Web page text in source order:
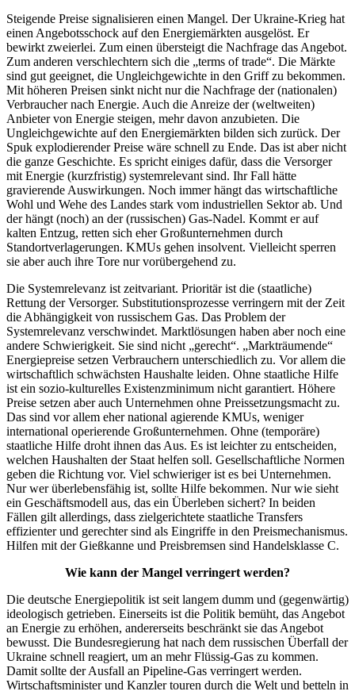
Steigende Preise signalisieren einen Mangel. Der Ukraine-Krieg hat
einen Angebotsschock auf den Energiemärkten ausgelöst. Er
bewirkt zweierlei. Zum einen übersteigt die Nachfrage das Angebot.
Zum anderen verschlechtern sich die „terms of trade“. Die Märkte
sind gut geeignet, die Ungleichgewichte in den Griff zu bekommen.
Mit höheren Preisen sinkt nicht nur die Nachfrage der (nationalen)
Verbraucher nach Energie. Auch die Anreize der (weltweiten)
Anbieter von Energie steigen, mehr davon anzubieten. Die
Ungleichgewichte auf den Energiemärkten bilden sich zurück. Der
Spuk explodierender Preise wäre schnell zu Ende. Das ist aber nicht
die ganze Geschichte. Es spricht einiges dafür, dass die Versorger
mit Energie (kurzfristig) systemrelevant sind. Ihr Fall hätte
gravierende Auswirkungen. Noch immer hängt das wirtschaftliche
Wohl und Wehe des Landes stark vom industriellen Sektor ab. Und
der hängt (noch) an der (russischen) Gas-Nadel. Kommt er auf
kalten Entzug, retten sich eher Großunternehmen durch
Standortverlagerungen. KMUs gehen insolvent. Vielleicht sperren
sie aber auch ihre Tore nur vorübergehend zu.
Die Systemrelevanz ist zeitvariant. Prioritär ist die (staatliche)
Rettung der Versorger. Substitutionsprozesse verringern mit der Zeit
die Abhängigkeit von russischem Gas. Das Problem der
Systemrelevanz verschwindet. Marktlösungen haben aber noch eine
andere Schwierigkeit. Sie sind nicht „gerecht“. „Markträumende“
Energiepreise setzen Verbrauchern unterschiedlich zu. Vor allem die
wirtschaftlich schwächsten Haushalte leiden. Ohne staatliche Hilfe
ist ein sozio-kulturelles Existenzminimum nicht garantiert. Höhere
Preise setzen aber auch Unternehmen ohne Preissetzungsmacht zu.
Das sind vor allem eher national agierende KMUs, weniger
international operierende Großunternehmen. Ohne (temporäre)
staatliche Hilfe droht ihnen das Aus. Es ist leichter zu entscheiden,
welchen Haushalten der Staat helfen soll. Gesellschaftliche Normen
geben die Richtung vor. Viel schwieriger ist es bei Unternehmen.
Nur wer überlebensfähig ist, sollte Hilfe bekommen. Nur wie sieht
ein Geschäftsmodell aus, das ein Überleben sichert? In beiden
Fällen gilt allerdings, dass zielgerichtete staatliche Transfers
effizienter und gerechter sind als Eingriffe in den Preismechanismus.
Hilfen mit der Gießkanne und Preisbremsen sind Handelsklasse C.
Wie kann der Mangel verringert werden?
Die deutsche Energiepolitik ist seit langem dumm und (gegenwärtig)
ideologisch getrieben. Einerseits ist die Politik bemüht, das Angebot
an Energie zu erhöhen, andererseits beschränkt sie das Angebot
bewusst. Die Bundesregierung hat nach dem russischen Überfall der
Ukraine schnell reagiert, um an mehr Flüssig-Gas zu kommen.
Damit sollte der Ausfall an Pipeline-Gas verringert werden.
Wirtschaftsminister und Kanzler touren durch die Welt und betteln in